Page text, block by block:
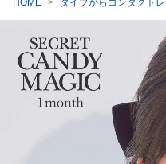
HOME タイプからコンタクト